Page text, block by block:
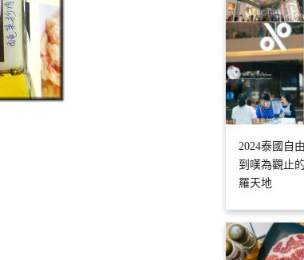
2024泰國自
到嘆為觀止
羅天地